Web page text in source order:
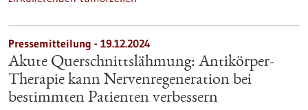
Pressemitteilung - 19.12.2024
Akute Querschnittslähmung: Antikörper-
Therapie kann Nervenregeneration bei
bestimmten Patienten verbessern